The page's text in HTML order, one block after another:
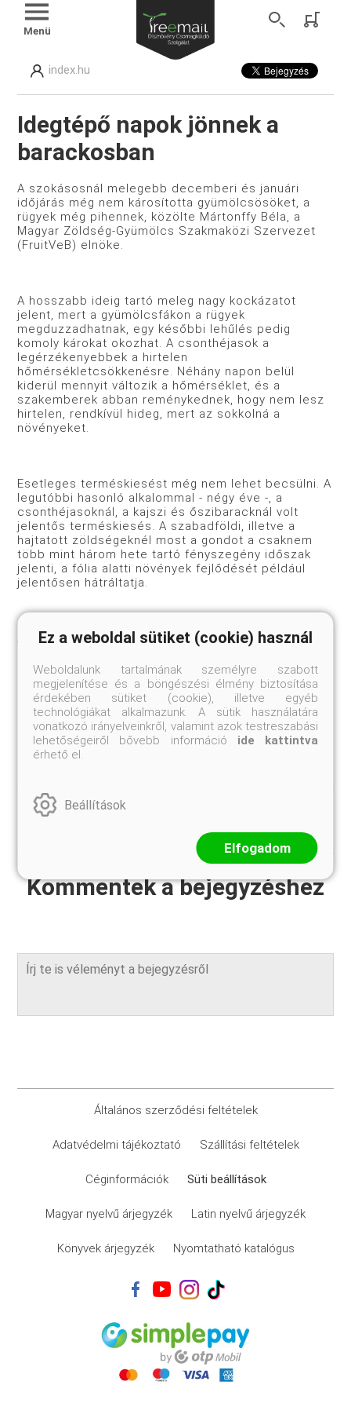
Menü
index.hu
Idegtépő napok jönnek a
barackosban
A szokásosnál melegebb decemberi és januári
időjárás még nem károsította gyümölcsösöket, a
rügyek még pihennek, közölte Mártonffy Béla, a
Magyar Zöldség-Gyümölcs Szakmaközi Szervezet
(FruitVeB) elnöke.
A hosszabb ideig tartó meleg nagy kockázatot
jelent, mert a gyümölcsfákon a rügyek
megduzzadhatnak, egy későbbi lehűlés pedig
komoly károkat okozhat. A csonthéjasok a
legérzékenyebbek a hirtelen
hőmérsékletcsökkenésre. Néhány napon belül
kiderül mennyit változik a hőmérséklet, és a
szakemberek abban reménykednek, hogy nem lesz
hirtelen, rendkívül hideg, mert az sokkolná a
növényeket.
Esetleges terméskiesést még nem lehet becsülni. A
legutóbbi hasonló alkalommal - négy éve -, a
csonthéjasoknál, a kajszi és őszibaracknál volt
jelentős terméskiesés. A szabadföldi, illetve a
hajtatott zöldségeknél most a gondot a csaknem
több mint három hete tartó fényszegény időszak
jelenti, a fólia alatti növények fejlődését például
jelentősen hátráltatja.
A szabadföldi termelésnél pedig a hó hiánya - a téli
a kártevők és kórokozók szokásos téli ritkulása
csökkenhet vagy akár el is maradhat. Ez a
későbbiekben növelheti a védekezés költségeit.
#barackfa #virág
Kommentek a bejegyzéshez
Általános szerződési feltételek
Adatvédelmi tájékoztató Szállítási feltételek
Céginformációk Süti beállítások
Magyar nyelvű árjegyzék Latin nyelvű árjegyzék
Könyvek árjegyzék Nyomtatható katalógus
Ez a weboldal sütiket (cookie) használ
Weboldalunk tartalmának személyre szabott
megjelenítése és a böngészési élmény biztosítása
érdekében sütiket (cookie), illetve egyéb
technológiákat alkalmazunk. A sütik használatára
vonatkozó irányelveinkről, valamint azok testreszabási
lehetőségeiről bővebb információ ide kattintva
érhető el.
Beállítások
Elfogadom